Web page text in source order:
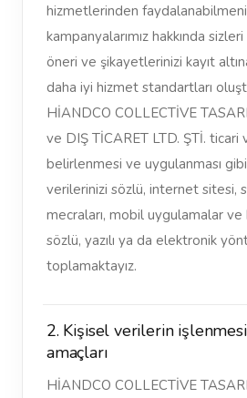
hizmetlerinden
kampanyalarımız hakkında
öneri ve şikayetlerinizi kayıt
daha iyi hizmet standartları
HİANDCO COLLECTİVE
ve DIŞ TİCARET LTD. ŞTİ.
belirlenmesi ve uygulanması
verilerinizi sözlü, internet sitesi,
mecraları, mobil uygulamalar ve
sözlü, yazılı ya da elektronik
toplamaktayız.
2. Kişisel verilerin
amaçları
HİANDCO COLLECTİVE